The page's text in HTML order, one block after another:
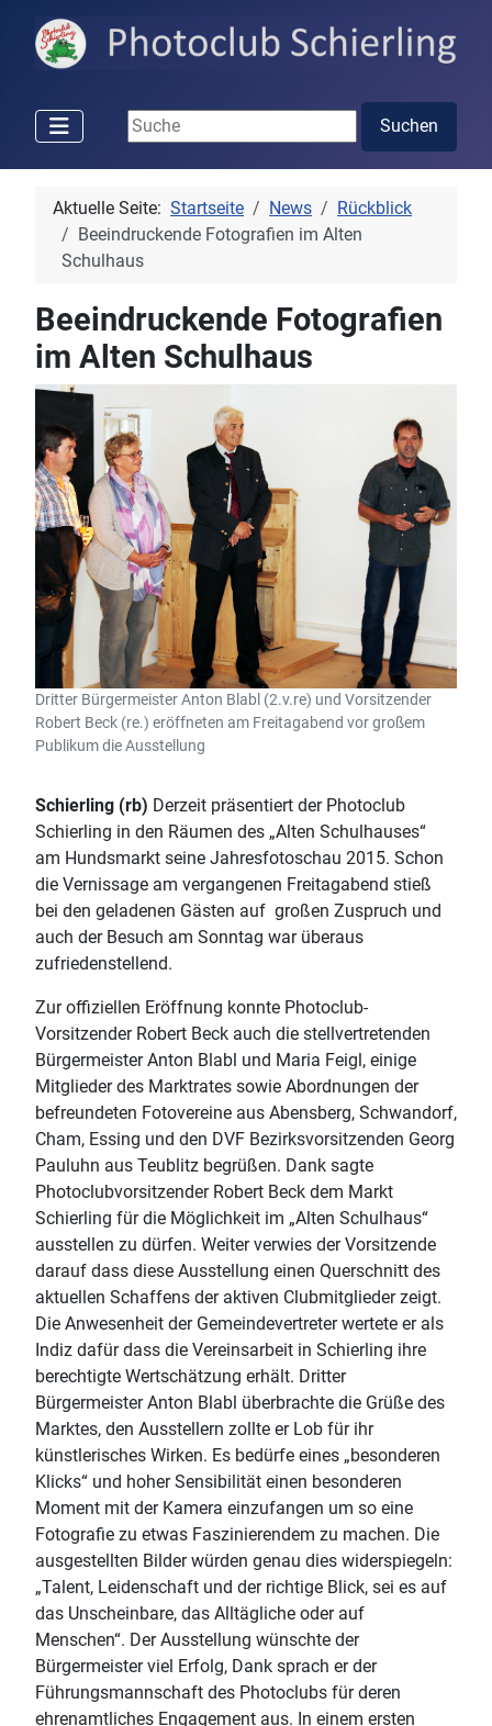
Suchen ...
Suchen
Aktuelle Seite: Startseite News
Rückblick
Beeindruckende Fotografien im Alten
Schulhaus
Beeindruckende Fotografien
im Alten Schulhaus
Dritter Bürgermeister Anton Blabl (2.v.re) und Vorsitzender
Robert Beck (re.) eröffneten am Freitagabend vor großem
Publikum die Ausstellung
Schierling (rb) Derzeit präsentiert der Photoclub
Schierling in den Räumen des „Alten Schulhauses“
am Hundsmarkt seine Jahresfotoschau 2015. Schon
die Vernissage am vergangenen Freitagabend stieß
bei den geladenen Gästen auf großen Zuspruch und
auch der Besuch am Sonntag war überaus
zufriedenstellend.
Zur offiziellen Eröffnung konnte Photoclub-
Vorsitzender Robert Beck auch die stellvertretenden
Bürgermeister Anton Blabl und Maria Feigl, einige
Mitglieder des Marktrates sowie Abordnungen der
befreundeten Fotovereine aus Abensberg, Schwandorf,
Cham, Essing und den DVF Bezirksvorsitzenden Georg
Pauluhn aus Teublitz begrüßen. Dank sagte
Photoclubvorsitzender Robert Beck dem Markt
Schierling für die Möglichkeit im „Alten Schulhaus“
ausstellen zu dürfen. Weiter verwies der Vorsitzende
darauf dass diese Ausstellung einen Querschnitt des
aktuellen Schaffens der aktiven Clubmitglieder zeigt.
Die Anwesenheit der Gemeindevertreter wertete er als
Indiz dafür dass die Vereinsarbeit in Schierling ihre
berechtigte Wertschätzung erhält. Dritter
Bürgermeister Anton Blabl überbrachte die Grüße des
Marktes, den Ausstellern zollte er Lob für ihr
künstlerisches Wirken. Es bedürfe eines „besonderen
Klicks“ und hoher Sensibilität einen besonderen
Moment mit der Kamera einzufangen um so eine
Fotografie zu etwas Faszinierendem zu machen. Die
ausgestellten Bilder würden genau dies widerspiegeln:
„Talent, Leidenschaft und der richtige Blick, sei es auf
das Unscheinbare, das Alltägliche oder auf
Menschen“. Der Ausstellung wünschte der
Bürgermeister viel Erfolg, Dank sprach er der
Führungsmannschaft des Photoclubs für deren
ehrenamtliches Engagement aus. In einem ersten